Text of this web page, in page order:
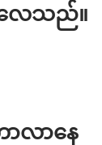
ေသည်။
လာနေ